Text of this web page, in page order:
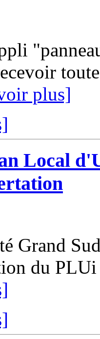
plus]
Local
Grand
du